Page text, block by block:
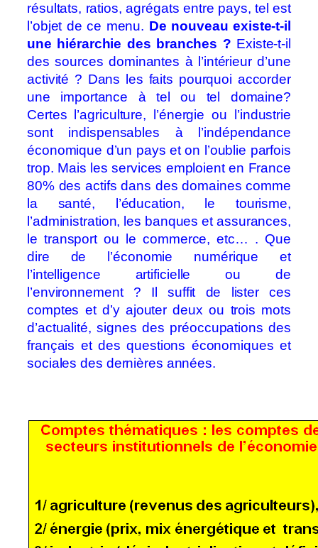
résultats, ratios, agrégats entre pays, tel est
l’objet de ce menu. De nouveau existe-t-il
une hiérarchie des branches ? Existe-t-il
des sources dominantes à l’intérieur d’une
activité ? Dans les faits pourquoi accorder
une importance à tel ou tel domaine?
Certes l’agriculture, l’énergie ou l’industrie
sont indispensables à l’indépendance
économique d’un pays et on l’oublie parfois
trop. Mais les services emploient en France
80% des actifs dans des domaines comme
la santé, l’éducation, le tourisme,
l’administration, les banques et assurances,
le transport ou le commerce, etc… . Que
dire de l’économie numérique et
l’intelligence artificielle ou de
l’environnement ? Il suffit de lister ces
comptes et d’y ajouter deux ou trois mots
d’actualité, signes des préoccupations des
français et des questions économiques et
sociales des dernières années.